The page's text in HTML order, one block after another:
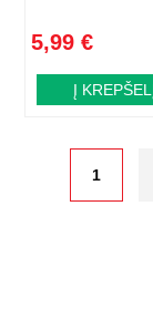
5,99 €
Į
1